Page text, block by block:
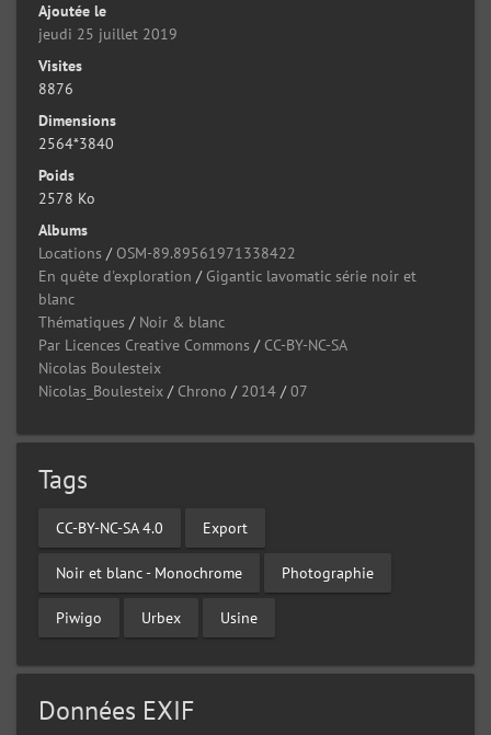
Ajoutée le
jeudi 25 juillet 2019
Visites
8876
Dimensions
2564*3840
Poids
2578 Ko
Albums
Locations / OSM-89.89561971338422
En quête d'exploration / Gigantic lavomatic série noir et
blanc
Thématiques / Noir & blanc
Par Licences Creative Commons / CC-BY-NC-SA
Nicolas Boulesteix
Nicolas_Boulesteix / Chrono / 2014 /07
Tags
CC-BY-NC-SA 4.0 Export
Noir et blanc - Monochrome Photographie
Piwigo Urbex Usine
Données EXIF